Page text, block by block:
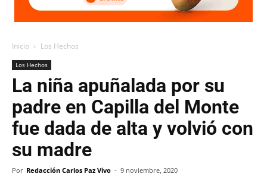
Inicio Los Hechos
Los Hechos
La niña apuñalada por su
padre en Capilla del Monte
fue dada de alta y volvió con
su madre
Por Redacción Carlos Paz Vivo - 9 noviembre, 2020